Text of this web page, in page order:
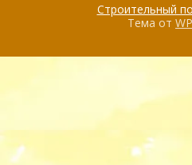
Строительный
Тема от